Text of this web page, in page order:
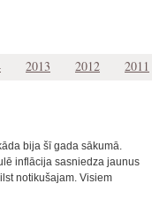
2013 2012 2011
bija šī gada sākumā.
inflācija sasniedza jaunus
notikušajam. Visiem